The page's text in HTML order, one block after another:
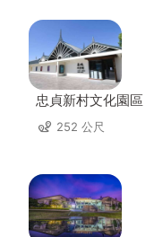
忠貞新村文化園區
252 公尺